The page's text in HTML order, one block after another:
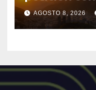
institucional
digital de
AGOSTO 8, 2026